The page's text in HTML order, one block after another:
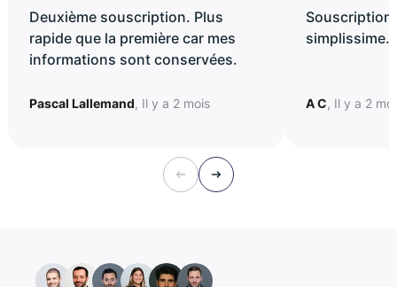
Deuxième souscription. Plus
rapide que la première car mes
informations sont conservées.
Pascal Lallemand, Il y a 2 mois
Souscription
A C, Il y a 2